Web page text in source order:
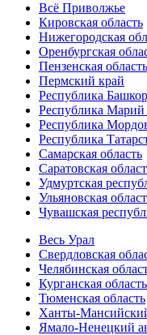
Всё Приволжье
Кировская область
Нижегородская
Оренбургская
Пензенская область
Пермский край
Республика
Республика
Республика
Республика
Самарская область
Саратовская
Удмуртская
Ульяновская
Чувашская
Весь Урал
Свердловская
Челябинская
Курганская область
Тюменская область
Ханты-
Ямало-Ненецкий